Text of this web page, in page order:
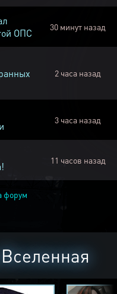
ОПС
30 минут назад
2 часа назад
3 часа назад
11 часов назад
форум